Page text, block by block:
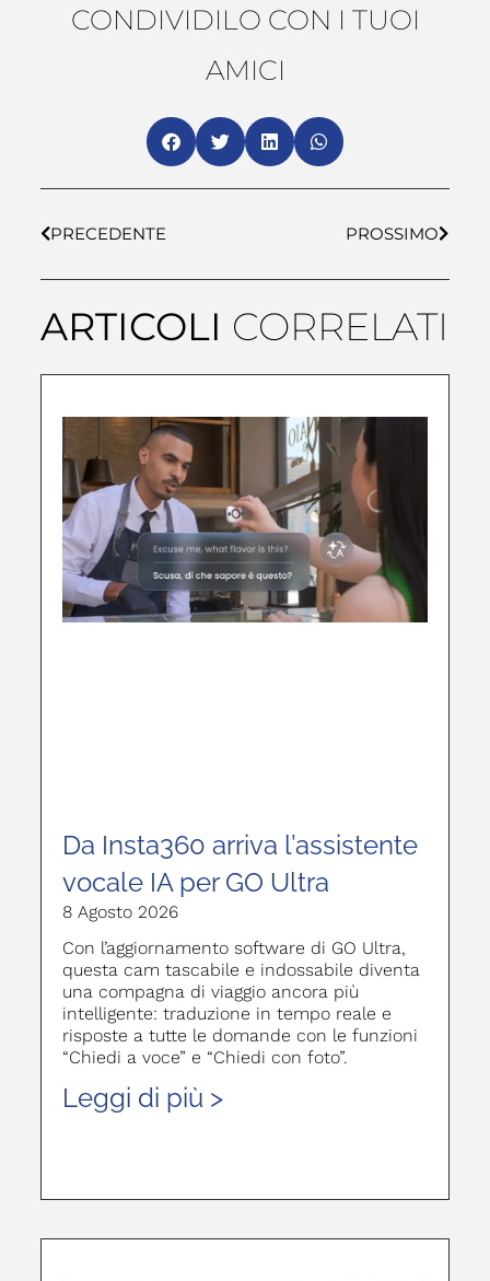
CONDIVIDILO CON I TUOI
AMICI
PRECEDENTE PROSSIMO
ARTICOLI CORRELATI
Da Insta360 arriva l’assistente
vocale IA per GO Ultra
8 Agosto 2026
Con l’aggiornamento software di GO Ultra,
questa cam tascabile e indossabile diventa
una compagna di viaggio ancora più
intelligente: traduzione in tempo reale e
risposte a tutte le domande con le funzioni
“Chiedi a voce” e “Chiedi con foto”.
Leggi di più >